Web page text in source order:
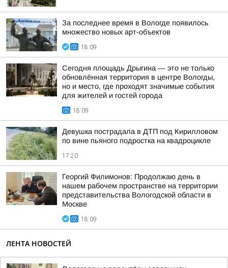
За последнее время в Вологде появилось
множество новых арт-объектов
18:09
Сегодня площадь Дрыгина — это не только
обновлённая территория в центре Вологды,
но и место, где проходят значимые события
для жителей и гостей города
18:09
Девушка пострадала в ДТП под Кирилловом
по вине пьяного подростка на квадроцикле
17:20
Георгий Филимонов: Продолжаю день в
нашем рабочем пространстве на территории
представительства Вологодской области в
Москве
18:09
ЛЕНТА НОВОСТЕЙ